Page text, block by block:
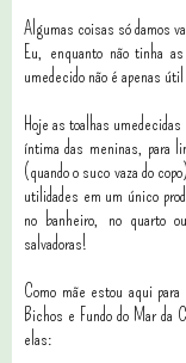
Algumas coisas só damos
Eu, enquanto não tinha
umedecido não é apenas
Hoje as toalhas
íntima das meninas, para
(quando o suco vaza do
utilidades em um único
no banheiro, no quarto
salvadoras!
Como mãe estou aqui
Bichos e Fundo do Mar da
elas: